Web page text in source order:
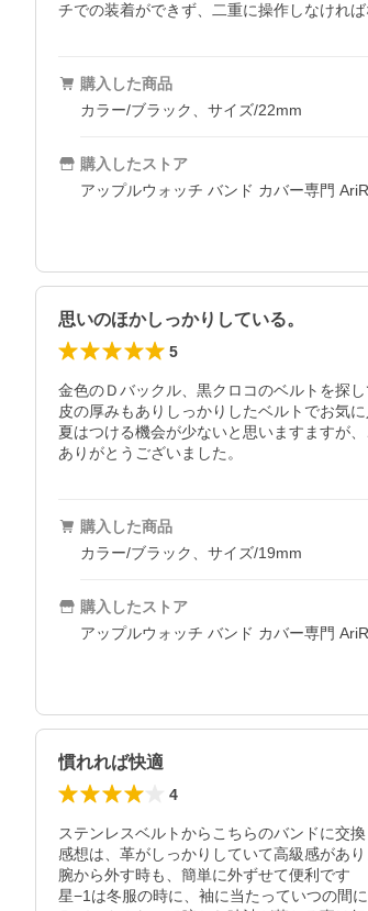
チでの装着ができず、二重に操作しなけれ
購入した商品
カラー/ブラック、サイズ/22mm
購入したストア
アップルウォッチ バンド カバー専門
思いのほかしっかりしている。
5
金色のＤバックル、黒クロコのベルトを探
皮の厚みもありしっかりしたベルトでお気
夏はつける機会が少ないと思いますますが
ありがとうございました。
購入した商品
カラー/ブラック、サイズ/19mm
購入したストア
アップルウォッチ バンド カバー専門
慣れれば快適
4
ステンレスベルトからこちらのバンドに交
感想は、革がしっかりしていて高級感があ
腕から外す時も、簡単に外ずせて便利です
星−1は冬服の時に、袖に当たっていつの間